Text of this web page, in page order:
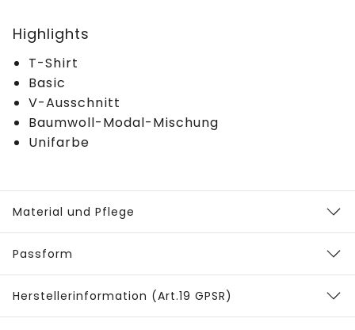
Highlights
T-Shirt
Basic
V-Ausschnitt
Baumwoll-Modal-Mischung
Unifarbe
Material und Pflege
Passform
Herstellerinformation (Art.19 GPSR)